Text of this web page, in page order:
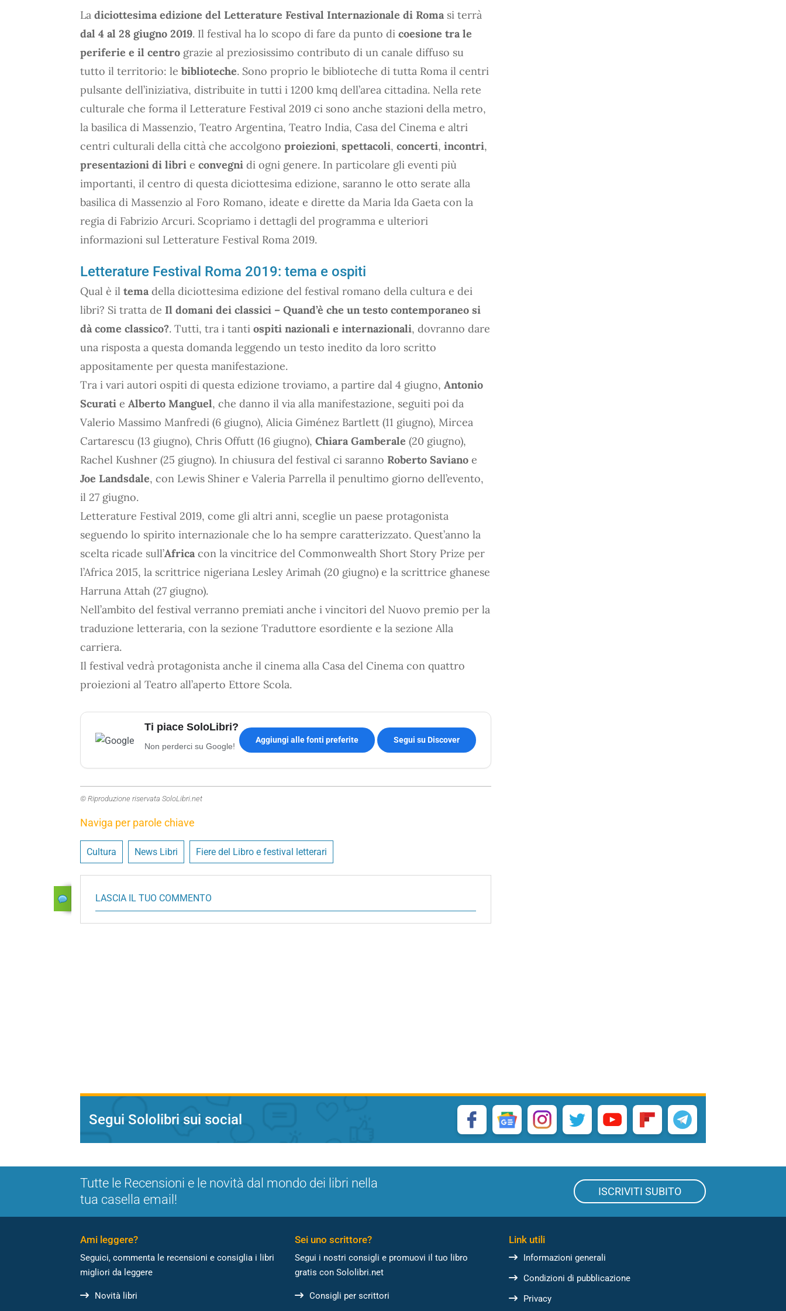
La diciottesima edizione del Letterature Festival Internazionale di Roma si terrà
dal 4 al 28 giugno 2019. Il festival ha lo scopo di fare da punto di coesione tra le
periferie e il centro grazie al preziosissimo contributo di un canale diffuso su
tutto il territorio: le biblioteche. Sono proprio le biblioteche di tutta Roma il centri
pulsante dell’iniziativa, distribuite in tutti i 1200 kmq dell’area cittadina. Nella rete
culturale che forma il Letterature Festival 2019 ci sono anche stazioni della metro,
la basilica di Massenzio, Teatro Argentina, Teatro India, Casa del Cinema e altri
centri culturali della città che accolgono proiezioni, spettacoli, concerti, incontri,
presentazioni di libri e convegni di ogni genere. In particolare gli eventi più
importanti, il centro di questa diciottesima edizione, saranno le otto serate alla
basilica di Massenzio al Foro Romano, ideate e dirette da Maria Ida Gaeta con la
regia di Fabrizio Arcuri. Scopriamo i dettagli del programma e ulteriori
informazioni sul Letterature Festival Roma 2019.
Letterature Festival Roma 2019: tema e ospiti
Qual è il tema della diciottesima edizione del festival romano della cultura e dei
libri? Si tratta de Il domani dei classici – Quand’è che un testo contemporaneo si
dà come classico?. Tutti, tra i tanti ospiti nazionali e internazionali, dovranno dare
una risposta a questa domanda leggendo un testo inedito da loro scritto
appositamente per questa manifestazione.
Tra i vari autori ospiti di questa edizione troviamo, a partire dal 4 giugno, Antonio
Scurati e Alberto Manguel, che danno il via alla manifestazione, seguiti poi da
Valerio Massimo Manfredi (6 giugno), Alicia Giménez Bartlett (11 giugno), Mircea
Cartarescu (13 giugno), Chris Offutt (16 giugno), Chiara Gamberale (20 giugno),
Rachel Kushner (25 giugno). In chiusura del festival ci saranno Roberto Saviano e
Joe Landsdale, con Lewis Shiner e Valeria Parrella il penultimo giorno dell’evento,
il 27 giugno.
Letterature Festival 2019, come gli altri anni, sceglie un paese protagonista
seguendo lo spirito internazionale che lo ha sempre caratterizzato. Quest’anno la
scelta ricade sull’Africa con la vincitrice del Commonwealth Short Story Prize per
l’Africa 2015, la scrittrice nigeriana Lesley Arimah (20 giugno) e la scrittrice ghanese
Harruna Attah (27 giugno).
Nell’ambito del festival verranno premiati anche i vincitori del Nuovo premio per la
traduzione letteraria, con la sezione Traduttore esordiente e la sezione Alla
carriera.
Il festival vedrà protagonista anche il cinema alla Casa del Cinema con quattro
proiezioni al Teatro all’aperto Ettore Scola.
Ti piace SoloLibri?
Non perderci su Google!
Aggiungi alle fonti preferite Segui su Discover
© Riproduzione riservata SoloLibri.net
Naviga per parole chiave
Cultura News Libri Fiere del Libro e festival letterari
LASCIA IL TUO COMMENTO
Segui Sololibri sui social
Tutte le Recensioni e le novità dal mondo dei libri nella
tua casella email!
ISCRIVITI SUBITO
Ami leggere?
Seguici, commenta le recensioni e consiglia i libri
migliori da leggere
Novità libri
Sei uno scrittore?
Segui i nostri consigli e promuovi il tuo libro
gratis con Sololibri.net
Consigli per scrittori
Link utili
Informazioni generali
Condizioni di pubblicazione
Privacy